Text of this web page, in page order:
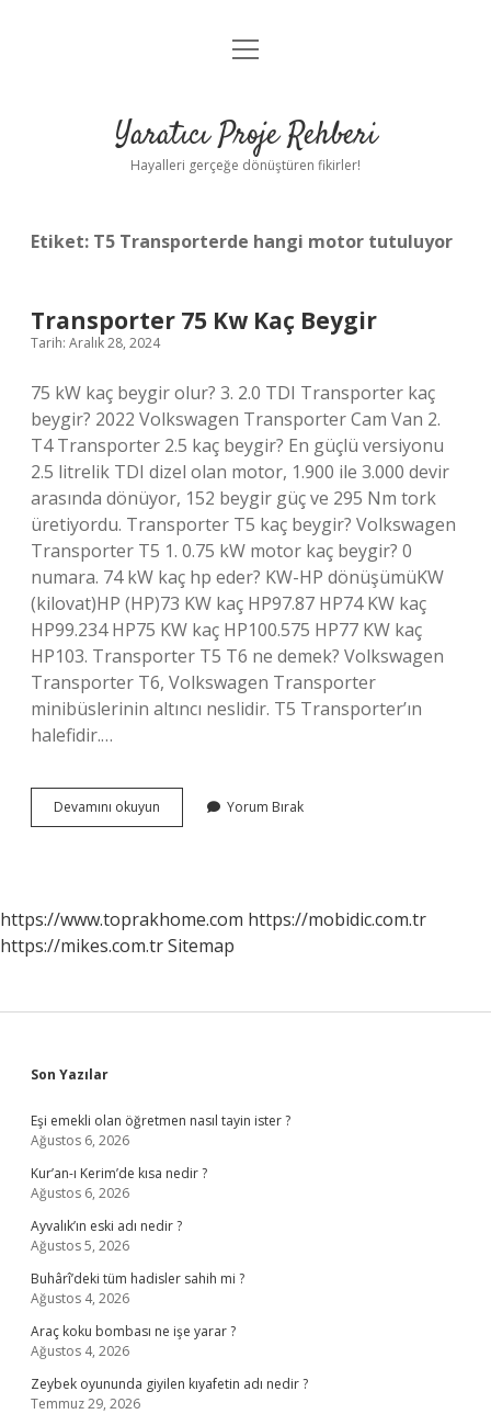
Anasayfa
Yasal Uyarı
menüyü
Yaratıcı Proje Rehberi
Hayalleri gerçeğe dönüştüren fikirler!
Etiket: T5 Transporterde hangi motor tutuluyor
Transporter 75 Kw Kaç Beygir
Tarih: Aralık 28, 2024
75 kW kaç beygir olur? 3. 2.0 TDI Transporter kaç
beygir? 2022 Volkswagen Transporter Cam Van 2.
T4 Transporter 2.5 kaç beygir? En güçlü versiyonu
2.5 litrelik TDI dizel olan motor, 1.900 ile 3.000 devir
arasında dönüyor, 152 beygir güç ve 295 Nm tork
üretiyordu. Transporter T5 kaç beygir? Volkswagen
Transporter T5 1. 0.75 kW motor kaç beygir? 0
numara. 74 kW kaç hp eder? KW-HP dönüşümüKW
(kilovat)HP (HP)73 KW kaç HP97.87 HP74 KW kaç
HP99.234 HP75 KW kaç HP100.575 HP77 KW kaç
HP103. Transporter T5 T6 ne demek? Volkswagen
Transporter T6, Volkswagen Transporter
minibüslerinin altıncı neslidir. T5 Transporter’ın
halefidir.…
Devamını okuyun Transporter
75
Yorum Bırak
https://www.toprakhome.com https://mobidic.com.tr
https://mikes.com.trSitemap
Sidebar
Son Yazılar
Eşi emekli olan öğretmen nasıl tayin ister ?
Ağustos 6, 2026
Kur’an-ı Kerim’de kısa nedir ?
Ağustos 6, 2026
Ayvalık’ın eski adı nedir ?
Ağustos 5, 2026
Buhârî’deki tüm hadisler sahih mi ?
Ağustos 4, 2026
Araç koku bombası ne işe yarar ?
Ağustos 4, 2026
Zeybek oyununda giyilen kıyafetin adı nedir ?
Temmuz 29, 2026